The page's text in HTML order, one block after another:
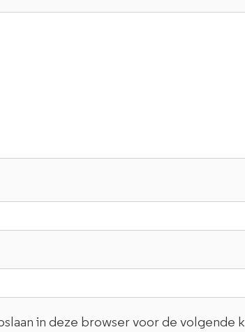
in deze browser voor de volgende